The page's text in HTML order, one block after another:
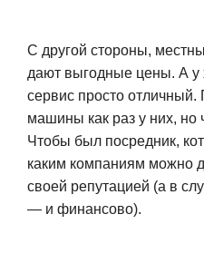
С другой стороны,
дают выгодные цены. А
сервис просто
машины как раз у них, но
Чтобы был посредник,
каким компаниям можно
своей репутацией (а в
— и финансово).